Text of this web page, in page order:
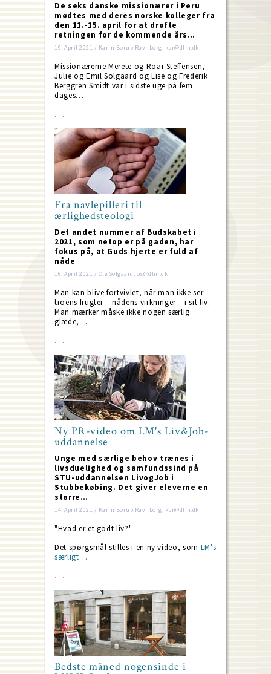
De seks danske missionærer i Peru
mødtes med deres norske kolleger fra
den 11.-15. april for at drøfte
retningen for de kommende års…
19. April 2021 / Karin Borup Ravnborg; kbr@dlm.dk
Missionærerne Merete og Roar Steffensen,
Julie og Emil Solgaard og Lise og Frederik
Berggren Smidt var i sidste uge på fem
dages…
Fra navlepilleri til
ærlighedsteologi
Det andet nummer af Budskabet i
2021, som netop er på gaden, har
fokus på, at Guds hjerte er fuld af
nåde
16. April 2021 / Ole Solgaard, os@dlm.dk
Man kan blive fortvivlet, når man ikke ser
troens frugter – nådens virkninger – i sit liv.
Man mærker måske ikke nogen særlig
glæde,…
Ny PR-video om LM's Liv&Job-
uddannelse
Unge med særlige behov trænes i
livsduelighed og samfundssind på
STU-uddannelsen LivogJob i
Stubbekøbing. Det giver eleverne en
større…
14. April 2021 / Karin Borup Ravnborg; kbr@dlm.dk
"Hvad er et godt liv?"
Det spørgsmål stilles i en ny video, som LM's
særligt…
Bedste måned nogensinde i